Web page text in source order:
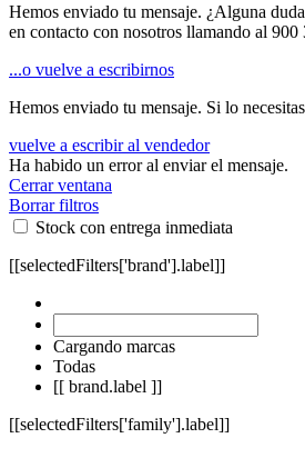
Hemos enviado tu mensaje. ¿Alguna
en contacto con nosotros llamando al 900
...o vuelve a escribirnos
Hemos enviado tu mensaje. Si lo
vuelve a escribir al vendedor
Ha habido un error al enviar el mensaje.
Cerrar ventana
Borrar filtros
Stock con entrega inmediata
[[selectedFilters['brand'].label]]
Cargando marcas
Todas
[[ brand.label ]]
[[selectedFilters['family'].label]]